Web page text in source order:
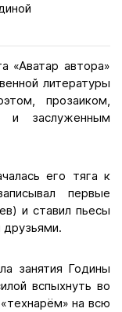
«Аватар автора»
литературы
прозаиком,
и заслуженным
его тяга к
первые
и ставил пьесы
друзьями.
занятия Годины
вспыхнуть во
на всю